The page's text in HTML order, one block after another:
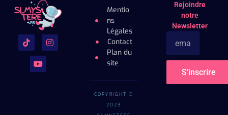
Mentio
ns
Légales
Contact
Plan du
site
COPYRIGHT ©
2023
Rejoindre
notre
Newsletter
S'inscrire